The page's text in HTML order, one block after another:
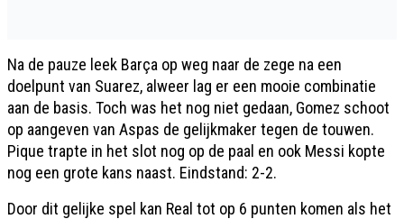
Na de pauze leek Barça op weg naar de zege na een
doelpunt van Suarez, alweer lag er een mooie combinatie
aan de basis. Toch was het nog niet gedaan, Gomez schoot
op aangeven van Aspas de gelijkmaker tegen de touwen.
Pique trapte in het slot nog op de paal en ook Messi kopte
nog een grote kans naast. Eindstand: 2-2.
Door dit gelijke spel kan Real tot op 6 punten komen als het